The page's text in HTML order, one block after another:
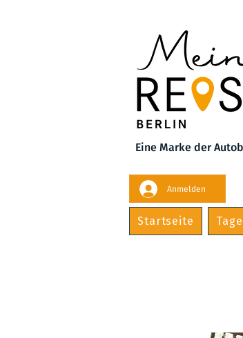
Eine Marke der
Anmelden
Startseite